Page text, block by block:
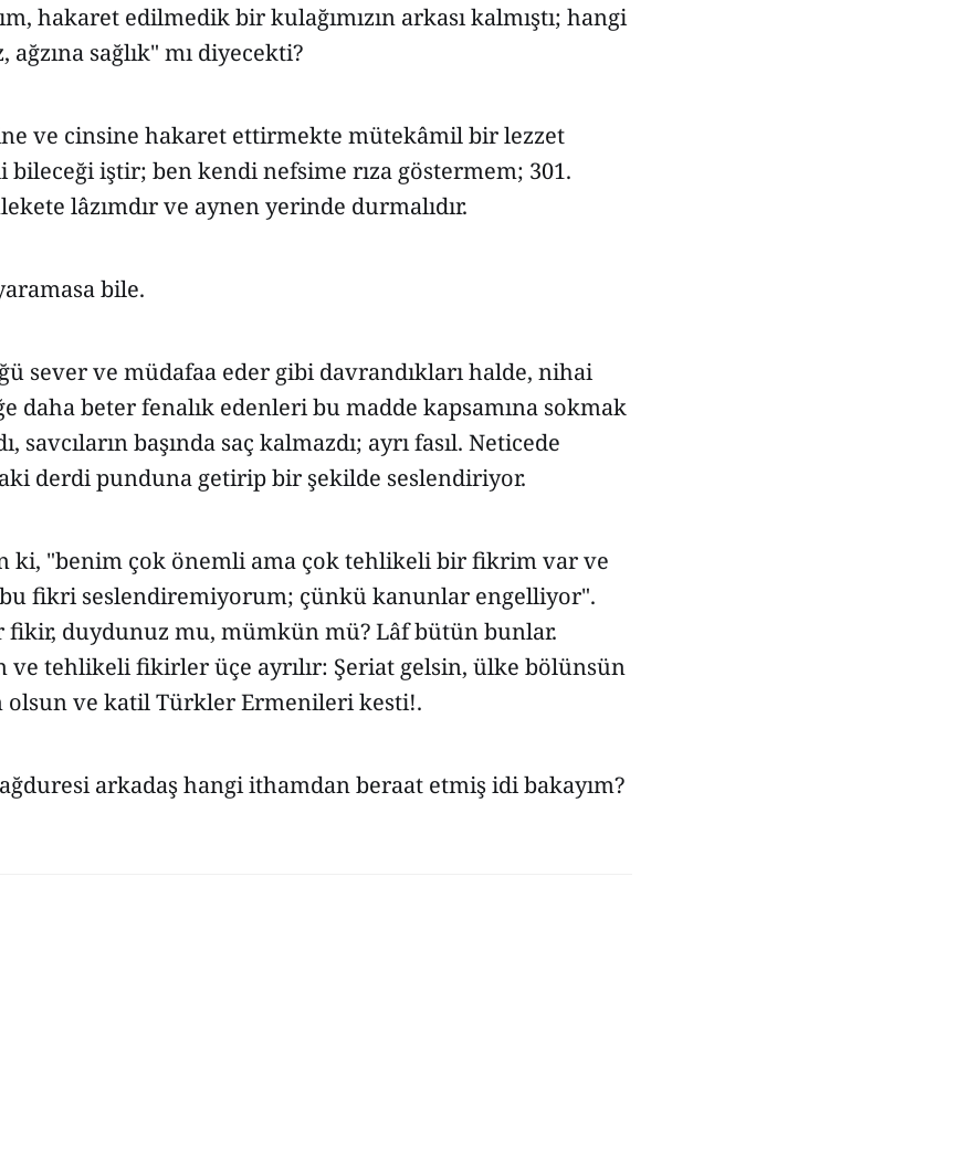
hakaret edilmedik bir kulağımızın arkası kalmıştı; hangi
ağzına sağlık" mı diyecekti?
ve cinsine hakaret ettirmekte mütekâmil bir lezzet
iştir; ben kendi nefsime rıza göstermem; 301.
lâzımdır ve aynen yerinde durmalıdır.
bile.
sever ve müdafaa eder gibi davrandıkları halde, nihai
daha beter fenalık edenleri bu madde kapsamına sokmak
savcıların başında saç kalmazdı; ayrı fasıl. Neticede
derdi punduna getirip bir şekilde seslendiriyor.
ki, "benim çok önemli ama çok tehlikeli bir fikrim var ve
fikri seslendiremiyorum; çünkü kanunlar engelliyor".
fikir, duydunuz mu, mümkün mü? Lâf bütün bunlar.
ve tehlikeli fikirler üçe ayrılır: Şeriat gelsin, ülke bölünsün
olsun ve katil Türkler Ermenileri kesti!.
arkadaş hangi ithamdan beraat etmiş idi bakayım?